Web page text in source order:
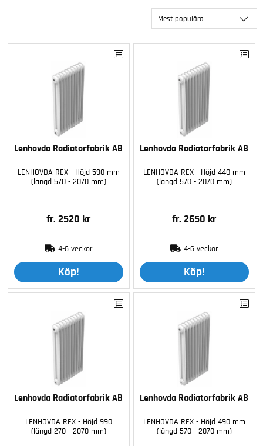
Mest populära
Lenhovda Radiatorfabrik AB
LENHOVDA REX - Höjd 590 mm
(längd 570 - 2070 mm)
fr. 2520 kr
4-6 veckor
Köp!
Lenhovda Radiatorfabrik AB
LENHOVDA REX - Höjd 440 mm
(längd 570 - 2070 mm)
fr. 2650 kr
4-6 veckor
Köp!
Lenhovda Radiatorfabrik AB
LENHOVDA REX - Höjd 990
(längd 270 - 2070 mm)
Lenhovda Radiatorfabrik AB
LENHOVDA REX - Höjd 490 mm
(längd 570 - 2070 mm)